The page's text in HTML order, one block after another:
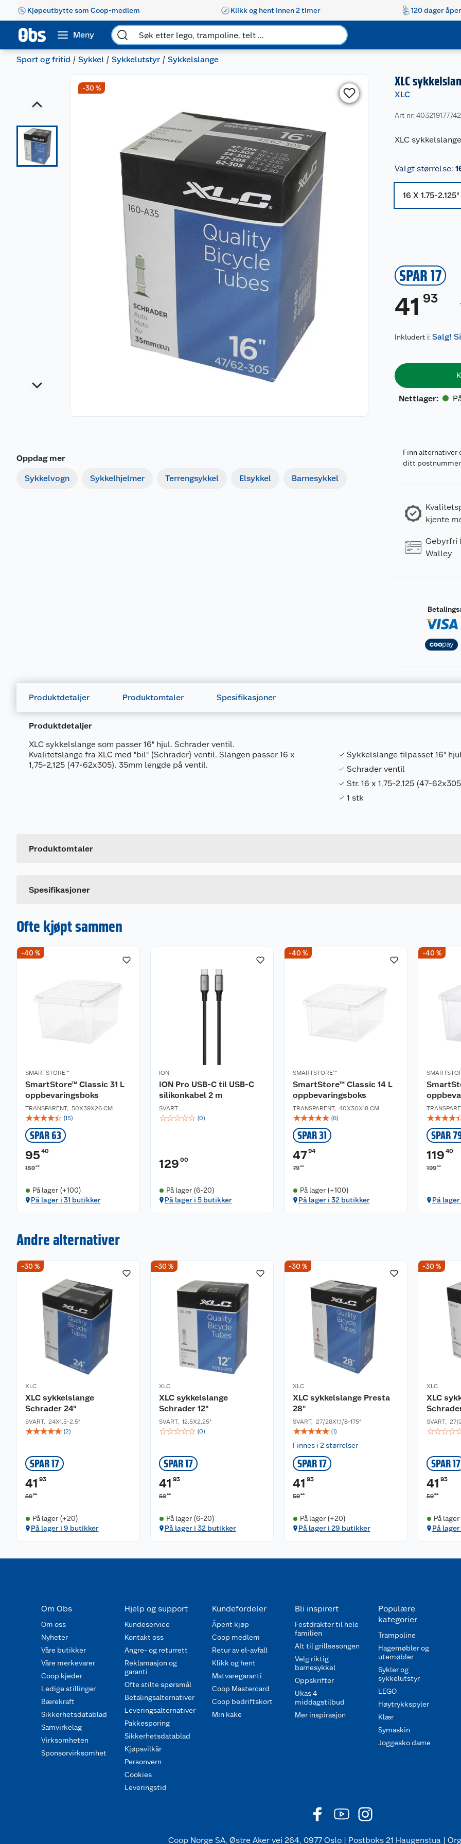
Kjøpeutbytte som Coop-medlem Klikk og hent innen 2 timer 120 dager
Meny
Sport og fritid Sykkel Sykkelutstyr Sykkelslange
-30 %
Oppdag mer
Sykkelvogn Sykkelhjelmer Terrengsykkel Elsykkel Barnesykkel
XLC
XLC
Art nr:
XLC
Valgt størrelse:
16 X 1.75-2.125"
SPAR 17
41 93
Inkludert i:Salg!
Nettlager:
Finn alternativer
ditt postnummer
kjente
Gebyrfri
Walley
Produktdetaljer Produktomtaler Spesifikasjoner
Produktdetaljer
XLC sykkelslange som passer 16" hjul. Schrader ventil.
Kvalitetslange fra XLC med "bil" (Schrader) ventil. Slangen passer 16 x
1,75-2,125 (47-62x305). 35mm lengde på ventil.
Sykkelslange tilpasset 16" hjul
Schrader ventil
Str. 16 x 1,75-2,125 (47-
1 stk
Produktomtaler
Spesifikasjoner
Leverandørens artikkelnummer
Ofte kjøpt sammen
-40 %
SMARTSTORE™
SmartStore™ Classic 31 L
oppbevaringsboks
TRANSPARENT, 50X39X26 CM
☆☆☆☆☆ (15)
SPAR 63
95 40
15900
På lager (+100)
På lager i 31 butikker
ION
ION Pro USB-C til USB-C
silikonkabel 2 m
SVART
☆☆☆☆☆ (0)
129 00
På lager (6-20)
På lager i 5 butikker
-40 %
SMARTSTORE™
SmartStore™ Classic 14 L
oppbevaringsboks
TRANSPARENT, 40X30X18 CM
☆☆☆☆☆ (6)
SPAR 31
4794
7990
På lager (+100)
På lager i 32 butikker
-40 %
☆☆☆☆
SPAR
119 40
19900
På
Andre alternativer
-30 %
XLC
XLC sykkelslange
Schrader 24"
SVART, 24X1,5-2,5"
☆☆☆☆☆ (2)
SPAR 17
41 93
5990
På lager (+20)
På lager i 9 butikker
-30 %
XLC
XLC sykkelslange
Schrader 12"
SVART, 12,5X2,25"
☆☆☆☆☆ (0)
SPAR 17
41 93
5990
På lager (6-20)
På lager i 32 butikker
-30 %
XLC
XLC sykkelslange Presta
28"
SVART, 27/28X1,1/8-175"
☆☆☆☆☆ (1)
Finnes i 2 størrelser
SPAR 17
41 93
5990
På lager (+20)
På lager i 29 butikker
-30 %
XLC
XLC
SVART, 27/
☆☆☆☆
SPAR 17
41 93
5990
På
På
Om Obs
Om oss
Nyheter
Våre butikker
Våre merkevarer
Coop kjeder
Ledige stillinger
Bærekraft
Sikkerhetsdatablad
Samvirkelag
Virksomheten
Sponsorvirksomhet
Hjelp og support
Kundeservice
Kontakt oss
Angre- og returrett
Reklamasjon og
garanti
Ofte stilte spørsmål
Betalingsalternativer
Leveringsalternativer
Pakkesporing
Sikkerhetsdatablad
Kjøpsvilkår
Personvern
Cookies
Leveringstid
Kundefordeler
Åpent kjøp
Coop medlem
Retur av el-avfall
Klikk og hent
Matvaregaranti
Coop Mastercard
Coop bedriftskort
Min kake
Bli inspirert
Festdrakter til hele
familien
Alt til grillsesongen
Velg riktig
barnesykkel
Oppskrifter
Ukas 4
middagstilbud
Mer inspirasjon
Populære
kategorier
Trampoline
Hagemøbler og
utemøbler
Sykler og
sykkelutstyr
LEGO
Høytrykkspyler
Klær
Symaskin
Joggesko dame
Coop Norge SA, Østre Aker vei 264, 0977 Oslo | Postboks 21 Haugenstua |